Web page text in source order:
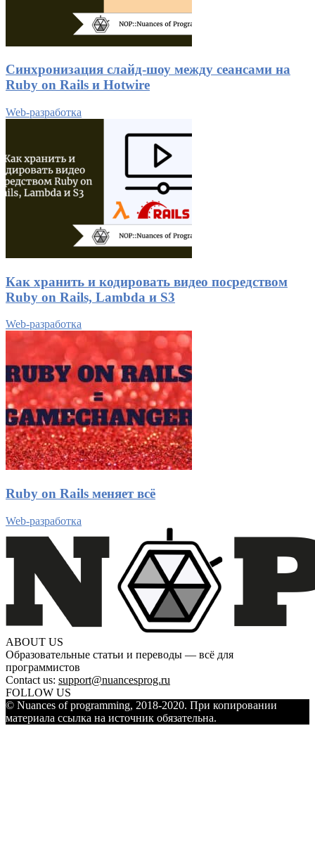
Синхронизация слайд-шоу между сеансами на
Ruby on Rails и Hotwire
Web-разработка
Как хранить и кодировать видео посредством
Ruby on Rails, Lambda и S3
Web-разработка
Ruby on Rails меняет всё
Web-разработка
ABOUT US
Образовательные статьи и переводы — всё для
программистов
Contact us: support@nuancesprog.ru
FOLLOW US
© Nuances of programming, 2018-2020. При копировании
материала ссылка на источник обязательна.